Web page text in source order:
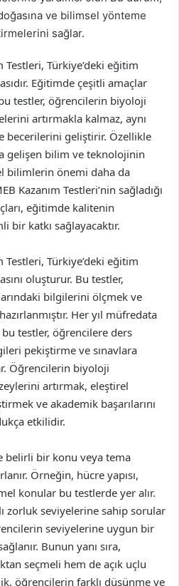
ve bilimsel yönteme
sağlar.
Testleri, Türkiye’deki eğitim
Eğitimde çeşitli amaçlar
testler, öğrencilerin biyoloji
artırmakla kalmaz, aynı
becerilerini geliştirir. Özellikle
gelişen bilim ve teknolojinin
bilimlerin önemi daha da
Kazanım Testleri’nin sağladığı
eğitimde kalitenin
bir katkı sağlayacaktır.
Testleri, Türkiye’deki eğitim
oluşturur. Bu testler,
bilgilerini ölçmek ve
Her yıl müfredata
testler, öğrencilere ders
pekiştirme ve sınavlara
Öğrencilerin biyoloji
artırmak, eleştirel
ve akademik başarılarını
etkilidir.
belirli bir konu veya tema
Örneğin, hücre yapısı,
konular bu testlerde yer alır.
zorluk seviyelerine sahip sorular
seviyelerine uygun bir
Bunun yanı sıra,
seçmeli hem de açık uçlu
öğrencilerin farklı düşünme ve